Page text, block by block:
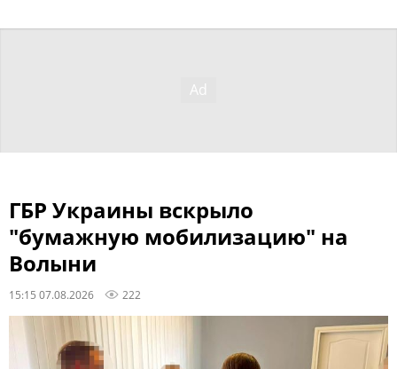
ГБР Украины вскрыло
"бумажную мобилизацию" на
Волыни
15:15 07.08.2026 222